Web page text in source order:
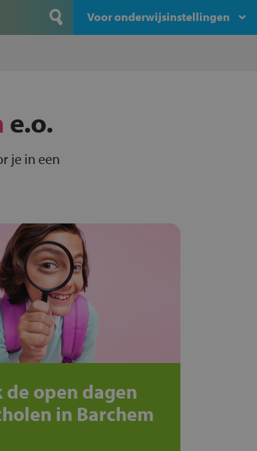
Voor onderwijsinstellingen
e.o.
je in een
de open dagen
in Barchem